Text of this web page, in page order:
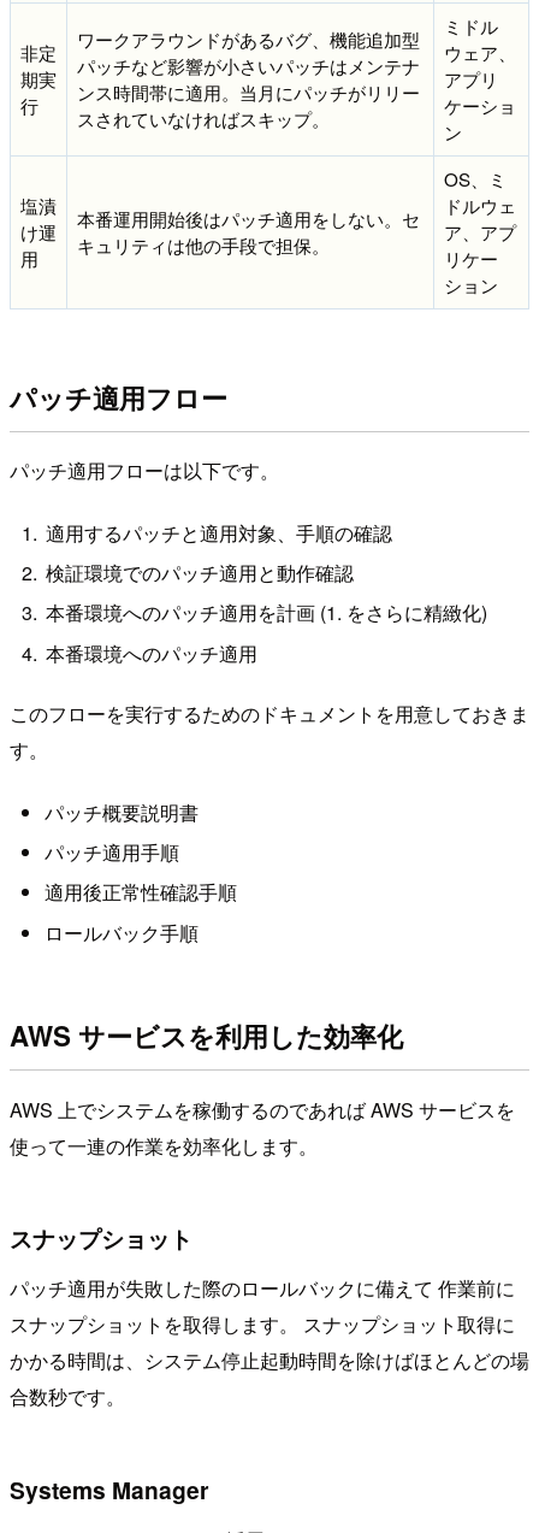
非定
期実
行
ワークアラウンドがあるバグ、機能追加型
パッチなど影響が小さいパッチはメンテナ
ンス時間帯に適用。当月にパッチがリリー
スされていなければスキップ。
ミドル
ウェア、
アプリ
ケーショ
ン
塩漬
け運
用
本番運用開始後はパッチ適用をしない。セ
キュリティは他の手段で担保。
OS、ミ
ドルウェ
ア、アプ
リケー
ション
パッチ適用フロー
パッチ適用フローは以下です。
適用するパッチと適用対象、手順の確認
検証環境でのパッチ適用と動作確認
本番環境へのパッチ適用を計画 (1. をさらに精緻化)
本番環境へのパッチ適用
このフローを実行するためのドキュメントを用意しておきま
す。
パッチ概要説明書
パッチ適用手順
適用後正常性確認手順
ロールバック手順
AWS サービスを利用した効率化
AWS 上でシステムを稼働するのであれば AWS サービスを
使って一連の作業を効率化します。
スナップショット
パッチ適用が失敗した際のロールバックに備えて 作業前に
スナップショットを取得します。 スナップショット取得に
かかる時間は、システム停止起動時間を除けばほとんどの場
合数秒です。
Systems Manager